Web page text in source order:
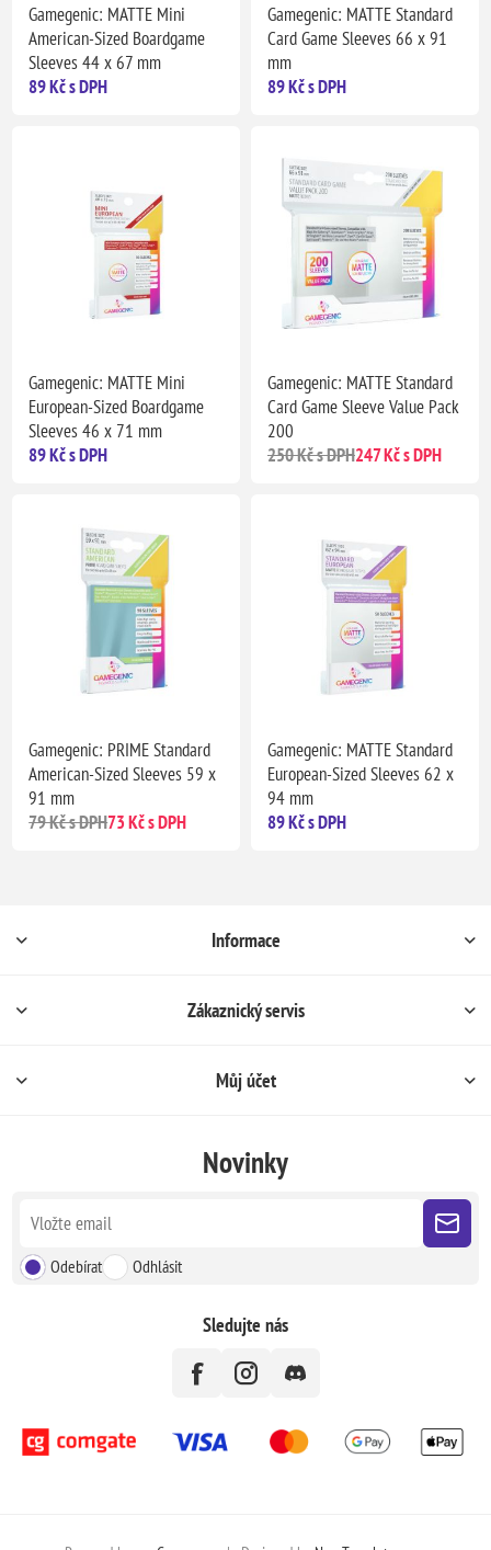
Gamegenic: MATTE Mini
American-Sized Boardgame
Sleeves 44 x 67 mm
89 Kč s DPH
Gamegenic: MATTE Standard
Card Game Sleeves 66 x 91
mm
89 Kč s DPH
Gamegenic: MATTE Mini
European-Sized Boardgame
Sleeves 46 x 71 mm
89 Kč s DPH
Gamegenic: MATTE Standard
Card Game Sleeve Value Pack
200
250 Kč s DPH247 Kč s DPH
Gamegenic: PRIME Standard
American-Sized Sleeves 59 x
91 mm
79 Kč s DPH73 Kč s DPH
Gamegenic: MATTE Standard
European-Sized Sleeves 62 x
94 mm
89 Kč s DPH
Informace
Zákaznický servis
Můj účet
Novinky
Odebírat Odhlásit
Sledujte nás